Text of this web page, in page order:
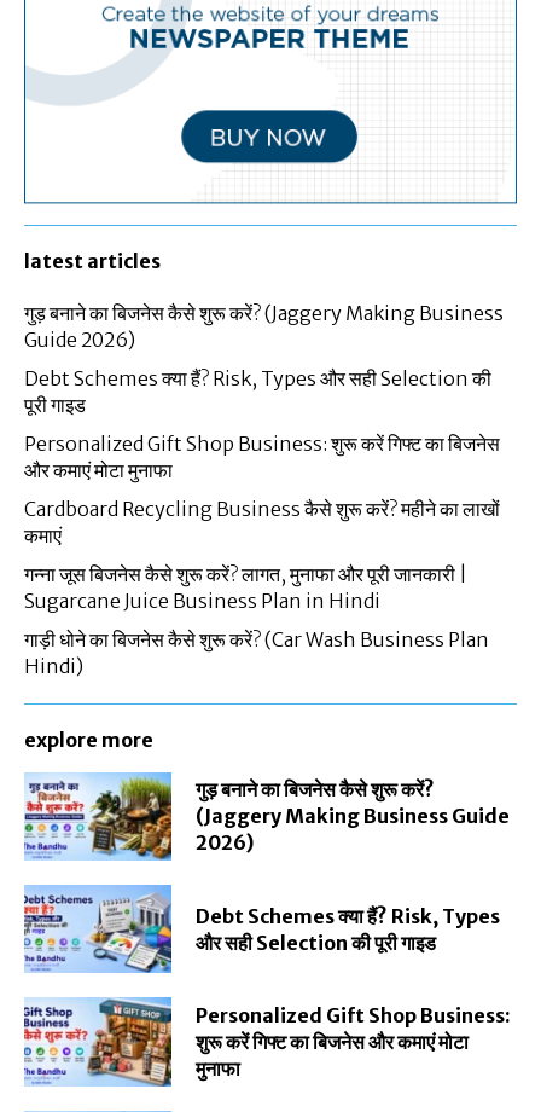
latest articles
गुड़ बनाने का बिजनेस कैसे शुरू करें? (Jaggery Making Business
Guide 2026)
Debt Schemes क्या हैं? Risk, Types और सही Selection की
पूरी गाइड
Personalized Gift Shop Business: शुरू करें गिफ्ट का बिजनेस
और कमाएं मोटा मुनाफा
Cardboard Recycling Business कैसे शुरू करें? महीने का लाखों
कमाएं
गन्ना जूस बिजनेस कैसे शुरू करें? लागत, मुनाफा और पूरी जानकारी |
Sugarcane Juice Business Plan in Hindi
गाड़ी धोने का बिजनेस कैसे शुरू करें? (Car Wash Business Plan
Hindi)
explore more
गुड़ बनाने का बिजनेस कैसे शुरू करें?
(Jaggery Making Business Guide
2026)
Debt Schemes क्या हैं? Risk, Types
और सही Selection की पूरी गाइड
Personalized Gift Shop Business:
शुरू करें गिफ्ट का बिजनेस और कमाएं मोटा
मुनाफा